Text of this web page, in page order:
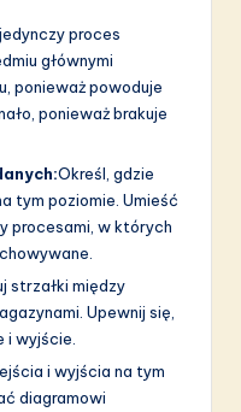
proces
głównymi
ponieważ powoduje
ponieważ brakuje
Określ, gdzie
tym poziomie. Umieść
procesami, w których
strzałki między
Upewnij się,
i wyjście.
i wyjścia na tym
diagramowi